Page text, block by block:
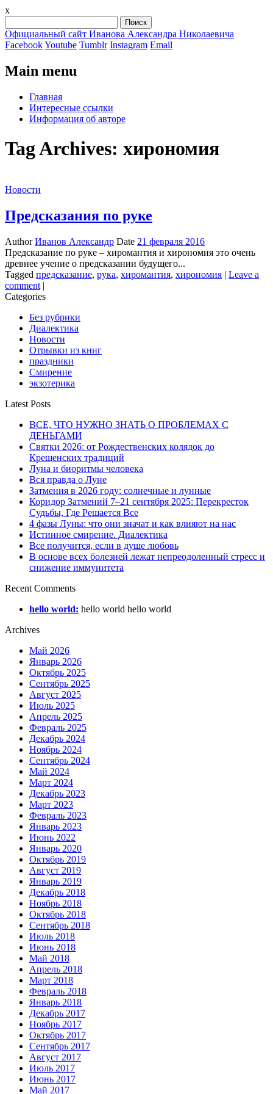
x
Официальный сайт Иванова Александра Николаевича
FacebookYoutube Tumblr Instagram Email
Main menu
Skip
content
Главная
Интересные ссылки
Информация об авторе
Tag Archives: хирономия
Новости
Предсказания по руке
AuthorИванов Александр Date 21 февраля 2016
Предсказание по руке – хиромантия и хирономия это очень
древнее учение о предсказании будущего...
Tagged предсказание, рука, хиромантия, хирономия | Leave a
comment |
Categories
Без рубрики
Диалектика
Новости
Отрывки из книг
праздники
Смирение
экзотерика
Latest Posts
ВСЕ, ЧТО НУЖНО ЗНАТЬ О ПРОБЛЕМАХ С
ДЕНЬГАМИ
Святки 2026: от Рождественских колядок до
Крещенских традиций
Луна и биоритмы человека
Вся правда о Луне
Затмения в 2026 году: солнечные и лунные
Коридор Затмений 7–21 сентября 2025: Перекресток
Судьбы, Где Решается Все
4 фазы Луны: что они значат и как влияют на нас
Истинное смирение. Диалектика
Все получится, если в душе любовь
В основе всех болезней лежат непреодоленный стресс и
снижение иммунитета
Recent Comments
hello world: hello world hello world
Archives
Май 2026
Январь 2026
Октябрь 2025
Сентябрь 2025
Август 2025
Июль 2025
Апрель 2025
Февраль 2025
Декабрь 2024
Ноябрь 2024
Сентябрь 2024
Май 2024
Март 2024
Декабрь 2023
Март 2023
Февраль 2023
Январь 2023
Июнь 2022
Январь 2020
Октябрь 2019
Август 2019
Январь 2019
Декабрь 2018
Ноябрь 2018
Октябрь 2018
Сентябрь 2018
Июль 2018
Июнь 2018
Май 2018
Апрель 2018
Март 2018
Февраль 2018
Январь 2018
Декабрь 2017
Ноябрь 2017
Октябрь 2017
Сентябрь 2017
Август 2017
Июль 2017
Июнь 2017
Май 2017